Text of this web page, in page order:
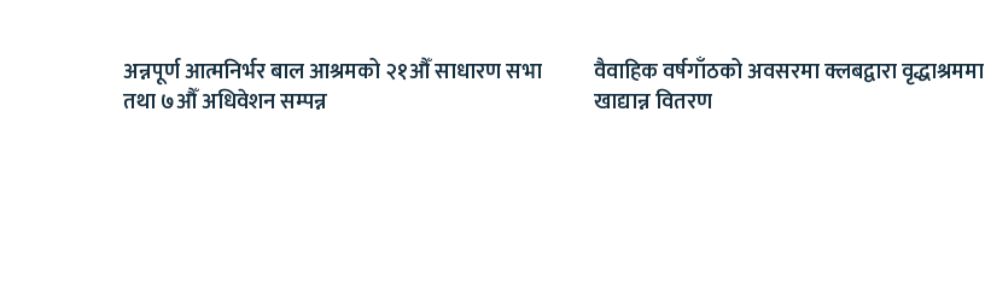
अन्नपूर्ण आत्मनिर्भर बाल आश्रमको २१औँ साधारण सभा
तथा ७औँ अधिवेशन सम्पन्न
वैवाहिक वर्षगाँठको अवसरमा क्लबद्वारा वृद्धाश्रममा
खाद्यान्न वितरण